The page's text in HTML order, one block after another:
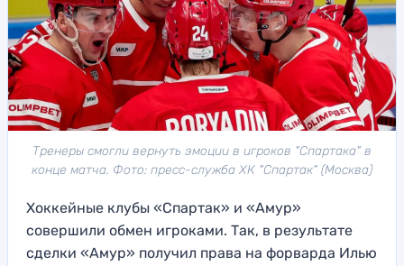
Тренеры смогли вернуть эмоции в игроков "Спартака" в
конце матча. Фото: пресс-служба ХК "Спартак" (Москва)
Хоккейные клубы «Спартак» и «Амур»
совершили обмен игроками. Так, в результате
сделки «Амур» получил права на форварда Илью